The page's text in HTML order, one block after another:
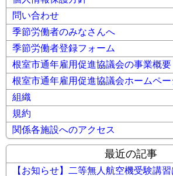
問い合わせ
季節労働者のみなさんへ
季節労働者登録フォーム
根室市通年雇用促進協議会の事業概要
根室市通年雇用促進協議会ホームペー
組織
規約
関係各施設へのアクセス
最近の記事
【お知らせ】二等無人航空機受験講習